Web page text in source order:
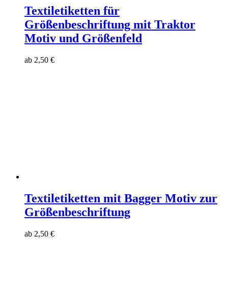
Textiletiketten für
Größenbeschriftung mit Traktor
Motiv und Größenfeld
ab 2,50 €
Textiletiketten mit Bagger Motiv zur
Größenbeschriftung
ab 2,50 €